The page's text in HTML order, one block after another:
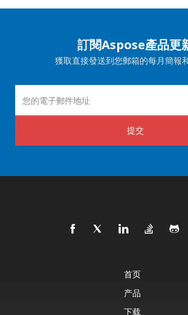
訂閱Aspose產品更
獲取直接發送到您郵箱的每月簡報
提交
首页
产品
下载